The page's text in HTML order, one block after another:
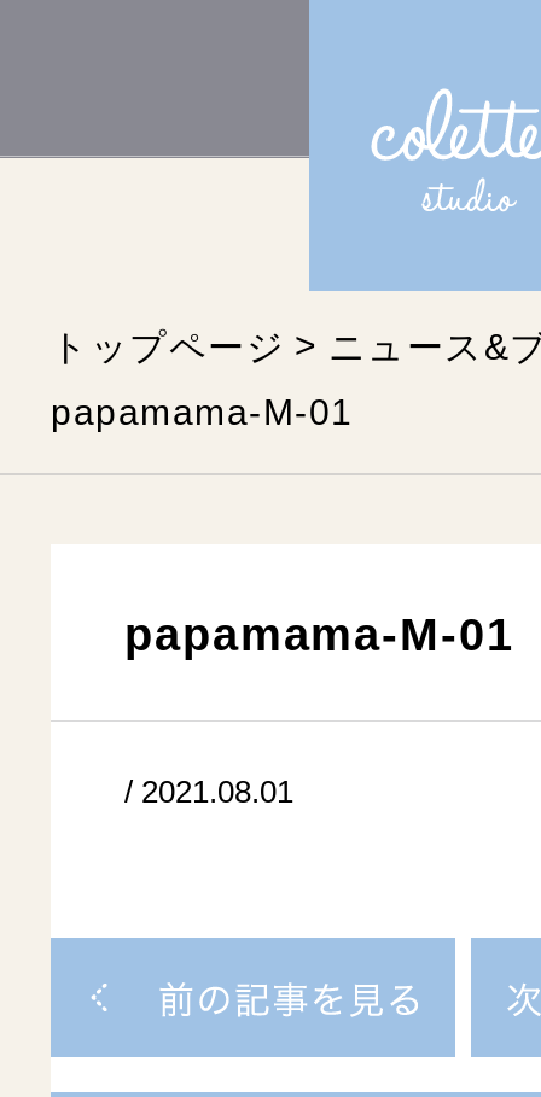
トップページ
ニュース&
papamama-M-01
papamama-M-01
/ 2021.08.01